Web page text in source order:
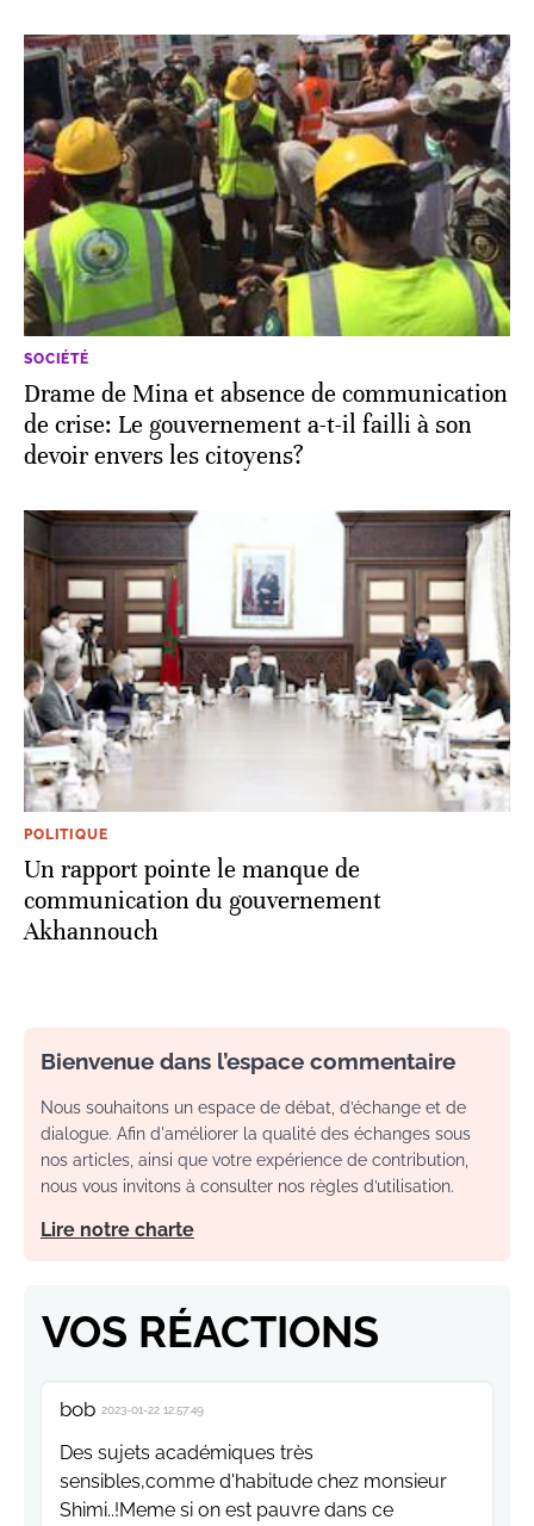
SOCIÉTÉ
Drame de Mina et absence de communication
de crise: Le gouvernement a-t-il failli à son
devoir envers les citoyens?
POLITIQUE
Un rapport pointe le manque de
communication du gouvernement
Akhannouch
Bienvenue dans l’espace commentaire
Nous souhaitons un espace de débat, d’échange et de
dialogue. Afin d'améliorer la qualité des échanges sous
nos articles, ainsi que votre expérience de contribution,
nous vous invitons à consulter nos règles d’utilisation.
Lire notre charte
VOS RÉACTIONS
bob 2023-01-22 12:57:49
Des sujets académiques très
sensibles,comme d'habitude chez monsieur
Shimi..!Meme si on est pauvre dans ce